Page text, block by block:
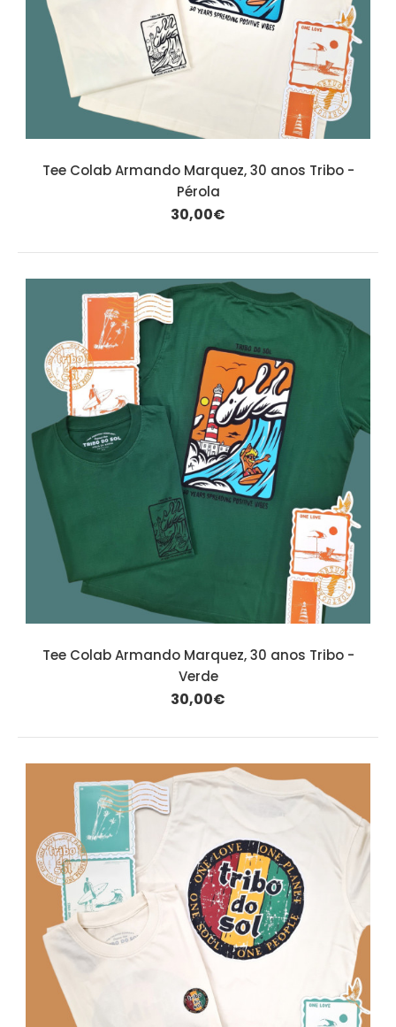
Tee Colab Armando Marquez, 30 anos Tribo -
Pérola
30,00€
Tee Colab Armando Marquez, 30 anos Tribo -
Verde
30,00€